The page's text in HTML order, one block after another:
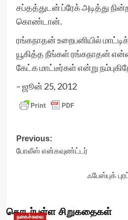
சப்தத்துடன் ப்ரேக் அடித்து
கொண்டான்.
ரங்கநாதன் உறைபனியில்
யூகித்த நீங்கள் ரங்கநாதன்
கேட்க மாட்டீர்கள் என்று
– ஜூன் 25, 2012
Post
navigation
Previous:
போலீஸ் என்கவுண்ட்டர்
ஃபேஸ்புக்
தொடர்புள்ள சிறுகதைகள்
நகைச்சுவை